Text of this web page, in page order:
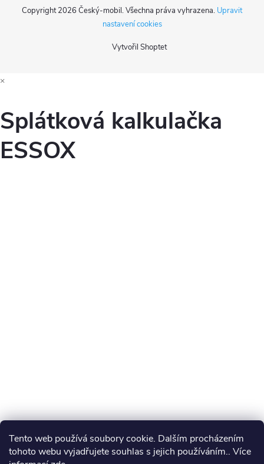
Tento web používá soubory cookie. Dalším procházením
tohoto webu vyjadřujete souhlas s jejich používáním.. Více
Vytvořil Shoptet
Copyright 2026 Český-mobil. Všechna práva vyhrazena. Upravit
nastavení cookies
×
Splátková kalkulačka
ESSOX